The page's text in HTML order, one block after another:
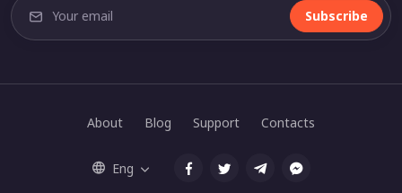
Subscribe
About Blog Support Contacts
Eng